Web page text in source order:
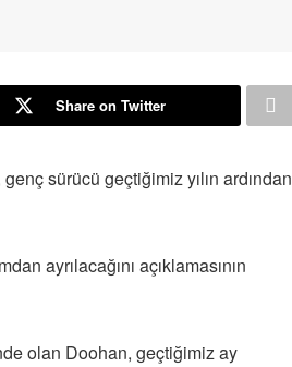
Share on Twitter
sürücü geçtiğimiz yılın ardından
ayrılacağını açıklamasının
olan Doohan, geçtiğimiz ay